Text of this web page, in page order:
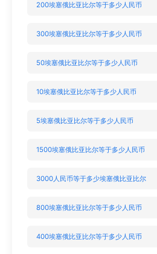
200埃塞俄比亚比尔等于多少人民币
300埃塞俄比亚比尔等于多少人民币
50埃塞俄比亚比尔等于多少人民币
10埃塞俄比亚比尔等于多少人民币
5埃塞俄比亚比尔等于多少人民币
1500埃塞俄比亚比尔等于多少人民币
3000人民币等于多少埃塞俄比亚比尔
800埃塞俄比亚比尔等于多少人民币
400埃塞俄比亚比尔等于多少人民币